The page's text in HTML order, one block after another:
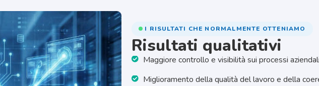
I RISULTATI CHE NORMALMENTE OTTENIAMO
Risultati qualitativi
Maggiore controllo e visibilità sui processi aziendali
Miglioramento della qualità del lavoro e della